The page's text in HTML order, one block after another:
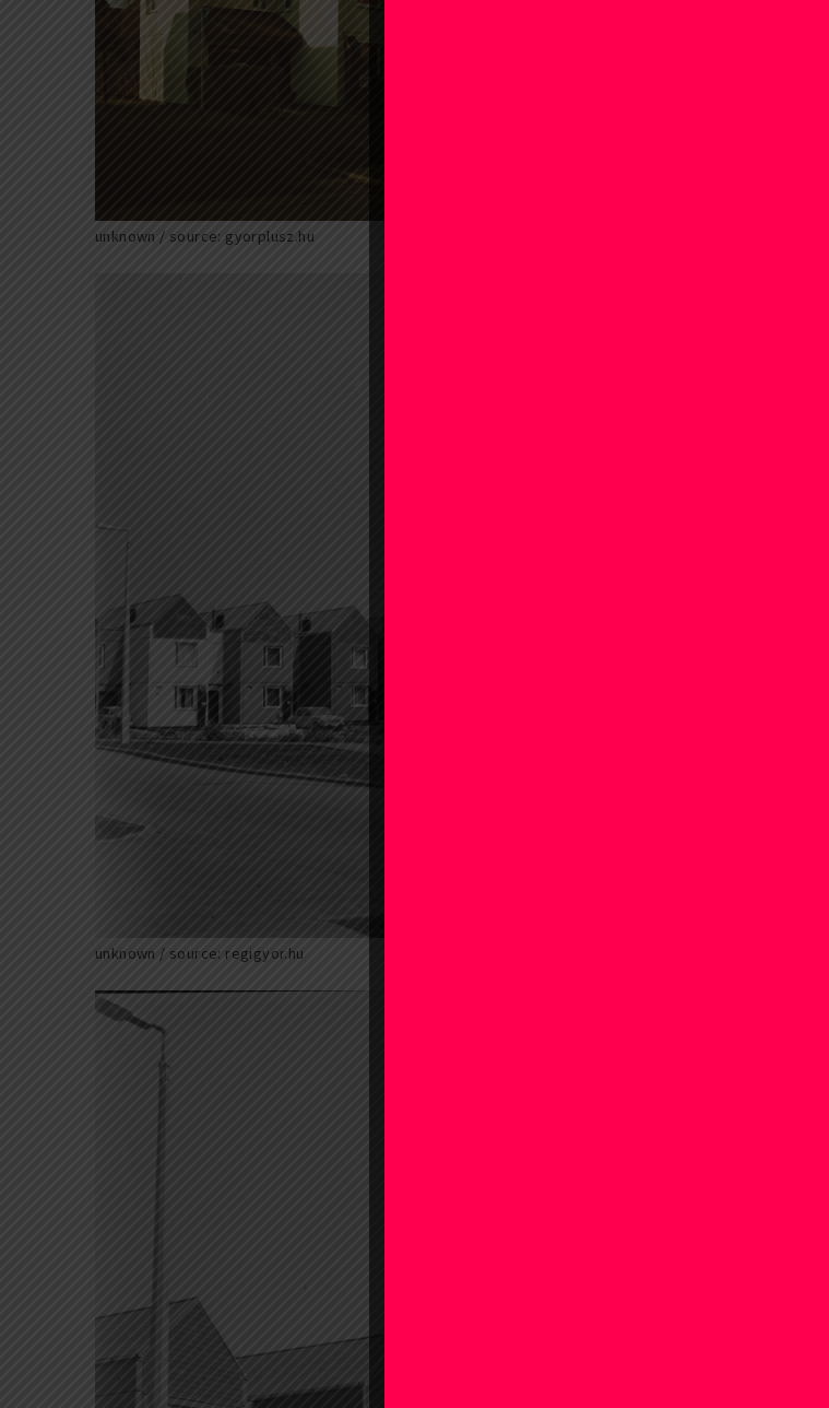
unknown / source: gyorplusz.hu
unknown / source: regigyor.hu